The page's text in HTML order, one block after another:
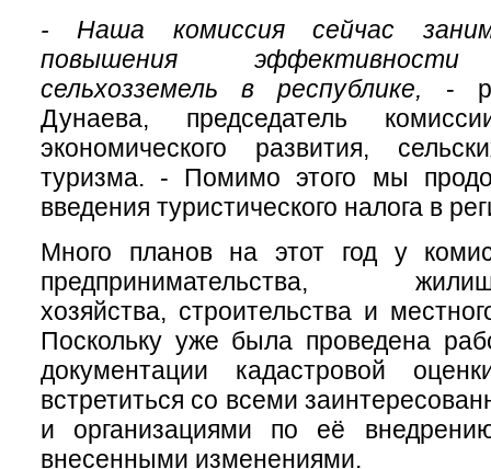
- Наша комиссия сейчас
повышения эффективности
сельхозземель в республике, -
Дунаева, председатель
экономического развития,
туризма. - Помимо этого мы
введения туристического налога в
Много планов на этот год у
предпринимательства,
хозяйства, строительства и
Поскольку уже была проведена
документации кадастровой
встретиться со всеми
и организациями по её
внесенными изменениями.